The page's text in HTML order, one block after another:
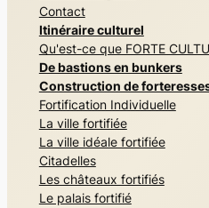
Contact
Itinéraire culturel
Qu'est-ce que FORTE
De bastions en bunkers
Construction de
Fortification Individuelle
La ville fortifiée
La ville idéale fortifiée
Citadelles
Les châteaux fortifiés
Le palais fortifié